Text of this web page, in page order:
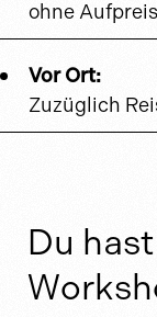
ohne Aufpreis
Vor Ort:
Zuzüglich
Du